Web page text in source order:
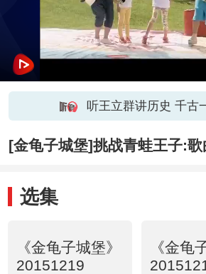
听王立群讲历史 千古
[金龟子城堡]挑战青蛙王子:
选集
《金龟子城堡》
20151219
《金龟